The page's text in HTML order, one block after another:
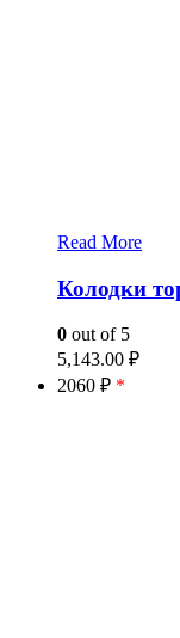
Read More
Колодки
0 out of 5
5,143.00 ₽
2060 ₽ *